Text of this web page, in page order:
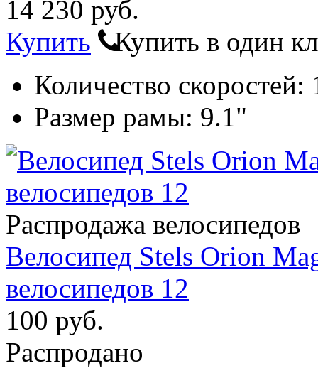
14 230 руб.
Купить Купить в один
Количество скоростей:
Размер рамы: 9.1"
Распродажа велосипедов
Велосипед Stels Orion
велосипедов 12
100 руб.
Распродано